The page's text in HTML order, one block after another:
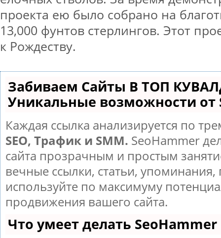
проекта ею было собрано на
13,000 фунтов стерлингов. Этот
к Рождеству.
Забиваем Сайты В ТОП
Уникальные возможности от
Каждая ссылка анализируется по
SEO, Трафик и SMM. SeoHammer
сайта прозрачным и простым
вечные ссылки, статьи, упоминания,
используйте по максимуму
продвижения вашего сайта.
Что умеет делать SeoHammer